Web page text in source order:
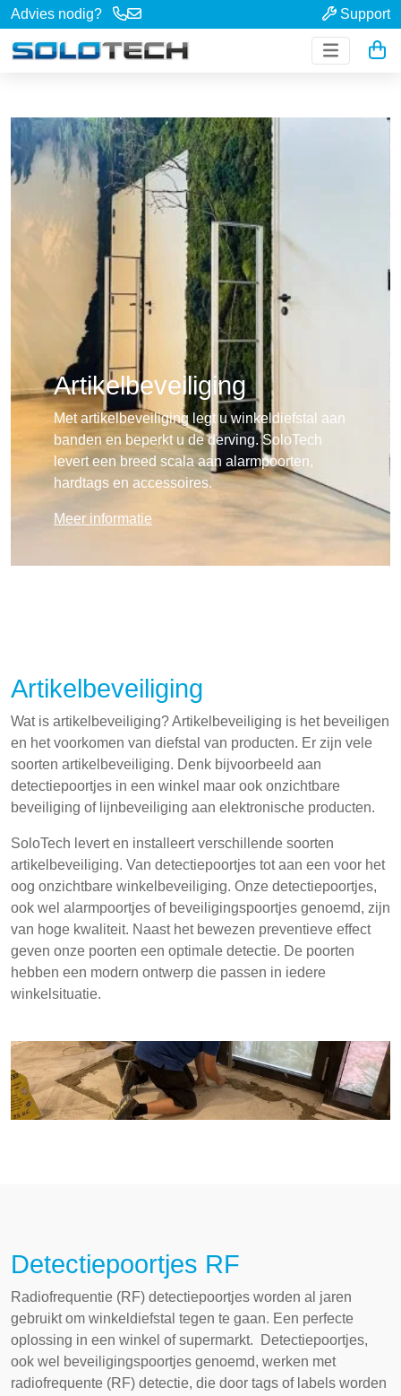
Advies nodig? Support
Artikelbeveiliging
Met artikelbeveiliging legt u winkeldiefstal aan
banden en beperkt u de derving. SoloTech
levert een breed scala aan alarmpoorten,
hardtags en accessoires.
Meer informatie
Artikelbeveiliging
Wat is artikelbeveiliging? Artikelbeveiliging is het beveiligen
en het voorkomen van diefstal van producten. Er zijn vele
soorten artikelbeveiliging. Denk bijvoorbeeld aan
detectiepoortjes in een winkel maar ook onzichtbare
beveiliging of lijnbeveiliging aan elektronische producten.
SoloTech levert en installeert verschillende soorten
artikelbeveiliging. Van detectiepoortjes tot aan een voor het
oog onzichtbare winkelbeveiliging. Onze detectiepoortjes,
ook wel alarmpoortjes of beveiligingspoortjes genoemd, zijn
van hoge kwaliteit. Naast het bewezen preventieve effect
geven onze poorten een optimale detectie. De poorten
hebben een modern ontwerp die passen in iedere
winkelsituatie.
Detectiepoortjes RF
Radiofrequentie (RF) detectiepoortjes worden al jaren
gebruikt om winkeldiefstal tegen te gaan. Een perfecte
oplossing in een winkel of supermarkt. Detectiepoortjes,
ook wel beveiligingspoortjes genoemd, werken met
radiofrequente (RF) detectie, die door tags of labels worden